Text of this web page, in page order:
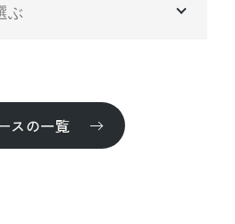
スの一覧